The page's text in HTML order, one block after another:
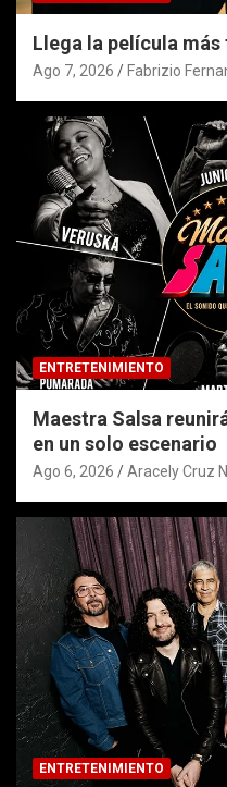
Llega la película
Ago 7, 2026 Fabrizio
ENTRETENIMIENTO
Maestra Salsa
en un solo escenario
Ago 6, 2026 Aracely Cruz
ENTRETENIMIENTO